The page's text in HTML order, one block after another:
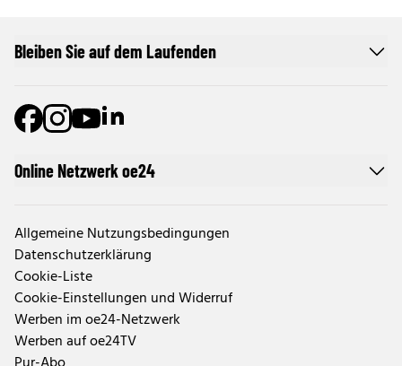
Online Netzwerk oe24
Allgemeine Nutzungsbedingungen
Datenschutzerklärung
Cookie-Liste
Cookie-Einstellungen und Widerruf
Werben im oe24-Netzwerk
Werben auf oe24TV
Bleiben Sie auf dem Laufenden